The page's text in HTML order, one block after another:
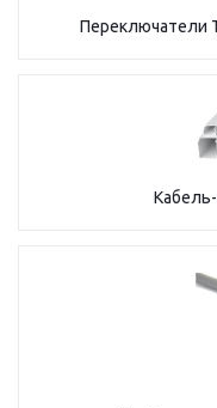
Переключатели